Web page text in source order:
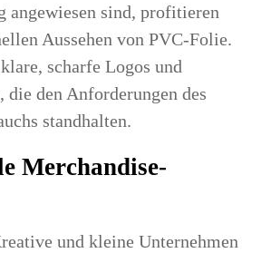
angewiesen sind, profitieren
Aussehen von PVC-Folie.
scharfe Logos und
die den Anforderungen des
standhalten.
Merchandise-
und kleine Unternehmen